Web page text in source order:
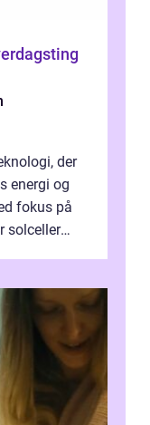
der
energi og
fokus på
solceller